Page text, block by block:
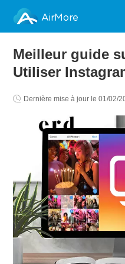
AirMore
Meilleur guide
Utiliser
Dernière mise à jour le01/02/